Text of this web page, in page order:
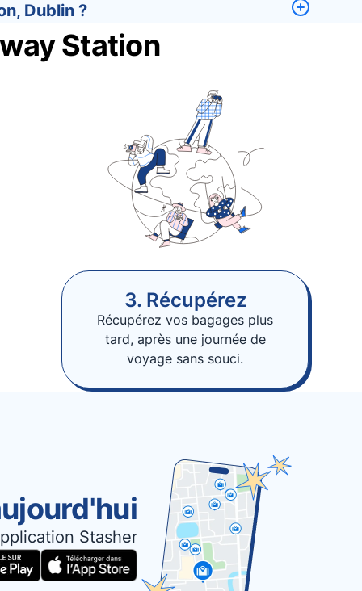
Dublin ?
Station
3. Récupérez
Récupérez vos bagages plus
tard, après une journée de
voyage sans souci.
Stasher